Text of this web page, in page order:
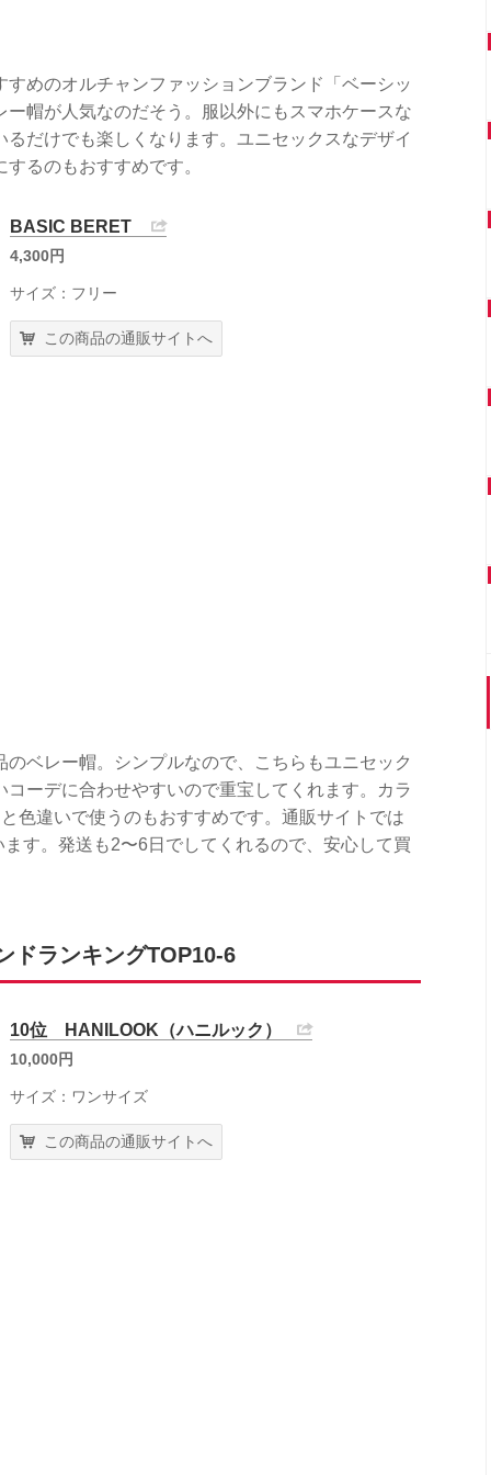
めのオルチャンファッションブランド「ベーシッ
帽が人気なのだそう。服以外にもスマホケースな
だけでも楽しくなります。ユニセックスなデザイ
るのもおすすめです。
BASIC BERET
4,300円
サイズ：フリー
この商品の通販サイトへ
ベレー帽。シンプルなので、こちらもユニセック
ーデに合わせやすいので重宝してくれます。カラ
色違いで使うのもおすすめです。通販サイトでは
す。発送も2〜6日でしてくれるので、安心して買
ドランキングTOP10-6
10位 HANILOOK（ハニルック）
10,000円
サイズ：ワンサイズ
この商品の通販サイトへ